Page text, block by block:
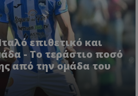
επιθετικό και
- Το τεράστιο ποσό
από την ομάδα του